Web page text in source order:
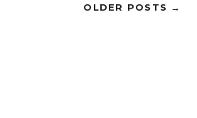
OLDER POSTS →